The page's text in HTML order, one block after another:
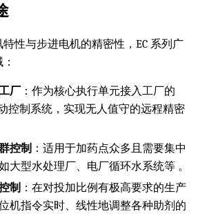
性与步进电机的精密性，EC 系列广
厂 ：作为核心执行单元接入工厂的
动控制系统，实现无人值守的远程精密
控制 ：适用于加药点众多且需要集中
大型水处理厂、电厂循环水系统等 。
制 ：在对投加比例有极高要求的生产
机指令实时、线性地调整各种助剂的